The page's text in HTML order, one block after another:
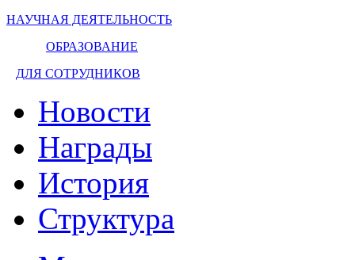
НАУЧНАЯ ДЕЯТЕЛЬНОСТЬ
ОБРАЗОВАНИЕ
ДЛЯ СОТРУДНИКОВ
Новости
Награды
История
Структура